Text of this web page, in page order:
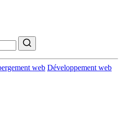
web Développement web